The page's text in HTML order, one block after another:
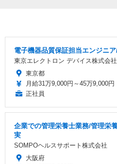
電子機器品質保証担当エンジニ
東京エレクトロン デバイス株式会社
東京都
月給31万9,000円～45万9,000円
正社員
企業での管理栄養士業務/管理栄
実
SOMPOヘルスサポート株式会社
大阪府